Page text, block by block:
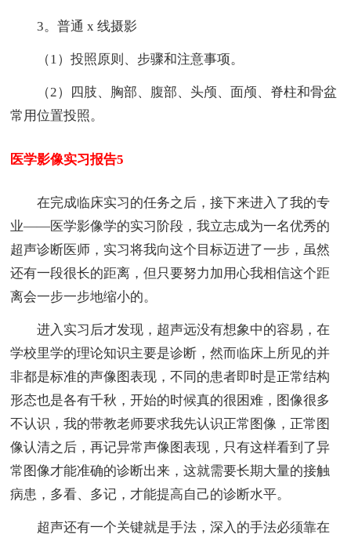
3。普通 x 线摄影
（1）投照原则、步骤和注意事项。
（2）四肢、胸部、腹部、头颅、面颅、脊柱和骨盆
常用位置投照。
医学影像实习报告5
在完成临床实习的任务之后，接下来进入了我的专
业——医学影像学的实习阶段，我立志成为一名优秀的
超声诊断医师，实习将我向这个目标迈进了一步，虽然
还有一段很长的距离，但只要努力加用心我相信这个距
离会一步一步地缩小的。
进入实习后才发现，超声远没有想象中的容易，在
学校里学的理论知识主要是诊断，然而临床上所见的并
非都是标准的声像图表现，不同的患者即时是正常结构
形态也是各有千秋，开始的时候真的很困难，图像很多
不认识，我的带教老师要求我先认识正常图像，正常图
像认清之后，再记异常声像图表现，只有这样看到了异
常图像才能准确的诊断出来，这就需要长期大量的接触
病患，多看、多记，才能提高自己的诊断水平。
超声还有一个关键就是手法，深入的手法必须靠在